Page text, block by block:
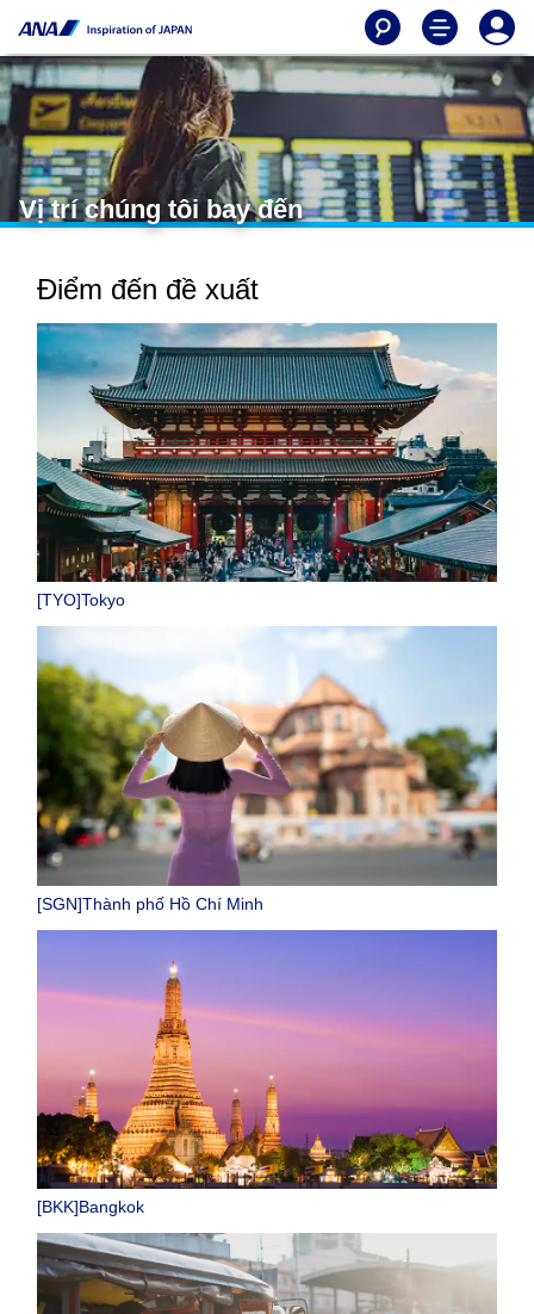
Vị trí chúng tôi bay đến
Điểm đến đề xuất
[TYO]Tokyo
[SGN]Thành phố Hồ Chí Minh
[BKK]Bangkok